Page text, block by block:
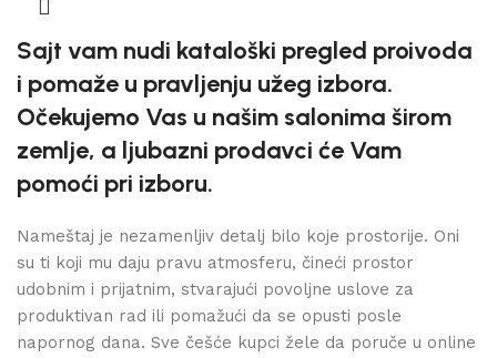
Sajt vam nudi kataloški pregled proivoda
i pomaže u pravljenju užeg izbora.
Očekujemo Vas u našim salonima širom
zemlje, a ljubazni prodavci će Vam
pomoći pri izboru.
Nameštaj je nezamenljiv detalj bilo koje prostorije. Oni
su ti koji mu daju pravu atmosferu, čineći prostor
udobnim i prijatnim, stvarajući povoljne uslove za
produktivan rad ili pomažući da se opusti posle
napornog dana. Sve češće kupci žele da poruče u online